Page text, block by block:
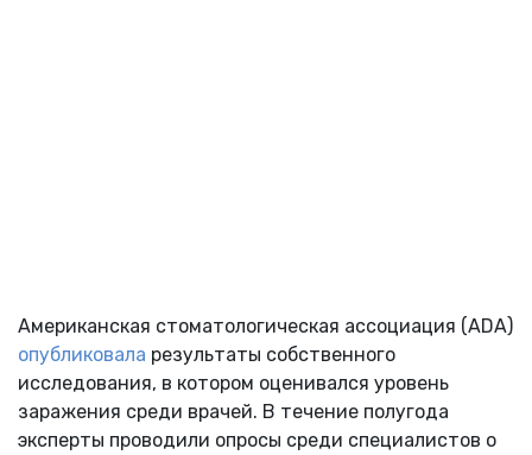
Американская стоматологическая ассоциация (ADA)
опубликовала результаты собственного
исследования, в котором оценивался уровень
заражения среди врачей. В течение полугода
эксперты проводили опросы среди специалистов о